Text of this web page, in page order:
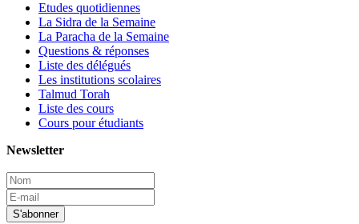
Etudes quotidiennes
La Sidra de la Semaine
La Paracha de la Semaine
Questions & réponses
Liste des délégués
Les institutions scolaires
Talmud Torah
Liste des cours
Cours pour étudiants
Newsletter